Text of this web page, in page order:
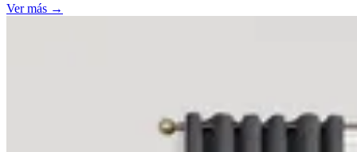
Ver más →